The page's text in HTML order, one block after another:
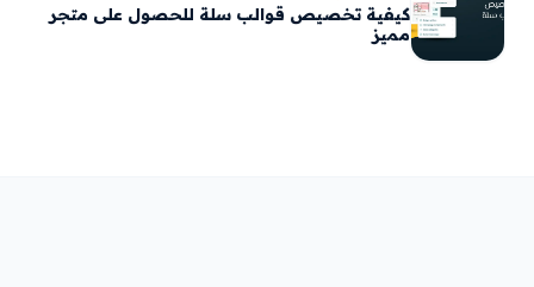
كيفية تخصيص قوالب سلة للحصول على متجر
مميز